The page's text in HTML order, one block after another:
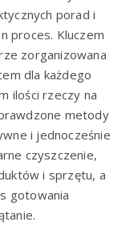
porad i
proces. Kluczem
zorganizowana
dla każdego
ilości rzeczy na
metody
i jednocześnie
czyszczenie,
i sprzętu, a
gotowania